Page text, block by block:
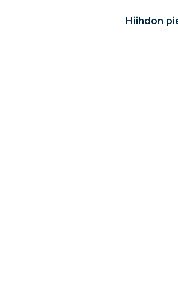
Hiihdon